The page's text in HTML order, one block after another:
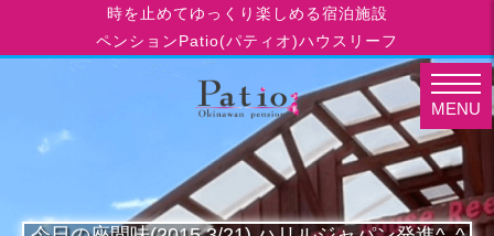
時を止めてゆっくり楽しめる宿泊施設
ペンションPatio(パティオ)ハウスリーフ
MENU